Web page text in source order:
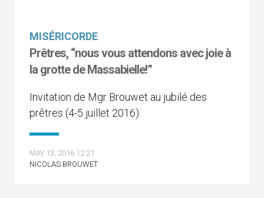
MISÉRICORDE
Prêtres, “nous vous attendons avec joie à
la grotte de Massabielle!”
Invitation de Mgr Brouwet au jubilé des
prêtres (4-5 juillet 2016)
MAY 13, 2016 12:21
NICOLAS BROUWET